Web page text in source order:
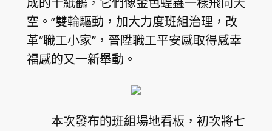
空。”雙輪驅動，加大力度班組治理，改
革“職工小家”，晉陞職工平安感取得感幸
福感的又一新舉動。
本次發布的班組場地看板，初次將七